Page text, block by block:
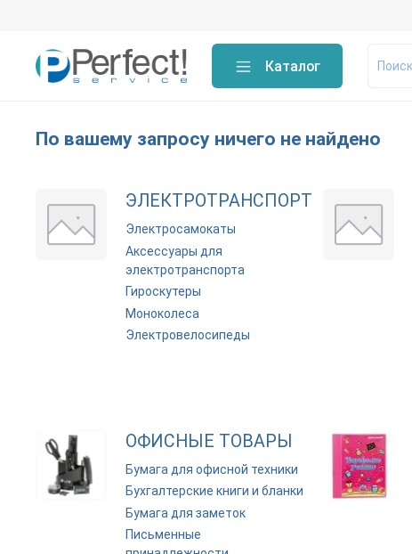
Каталог
По вашему запросу ничего не найдено
ЭЛЕКТРОТРАНСПОРТ
Электросамокаты
Аксессуары для
электротранспорта
Гироскутеры
Моноколеса
Электровелосипеды
ОФИСНЫЕ ТОВАРЫ
Бумага для офисной техники
Бухгалтерские книги и бланки
Бумага для заметок
Письменные